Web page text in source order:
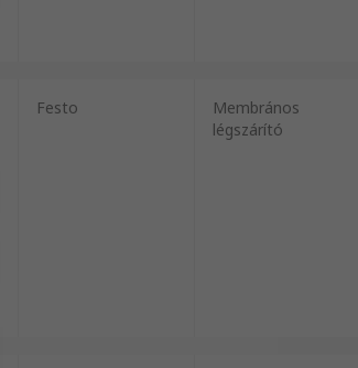
Festo
Membrános
légszárító